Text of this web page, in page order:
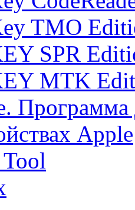
TMO
SPR
MTK
Программа
Apple